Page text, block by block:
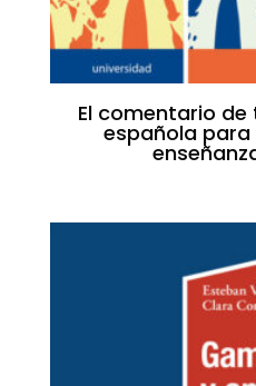
El comentario
española